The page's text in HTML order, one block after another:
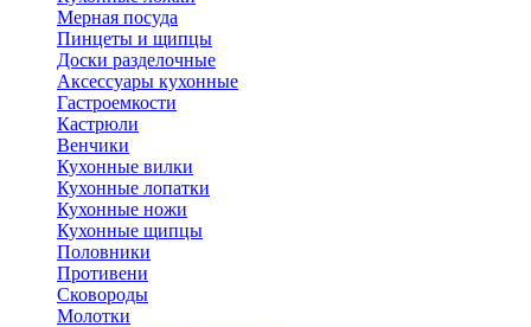
Мерная посуда
Пинцеты и щипцы
Доски разделочные
Аксессуары кухонные
Гастроемкости
Кастрюли
Венчики
Кухонные вилки
Кухонные лопатки
Кухонные ножи
Кухонные щипцы
Половники
Противени
Сковороды
Молотки